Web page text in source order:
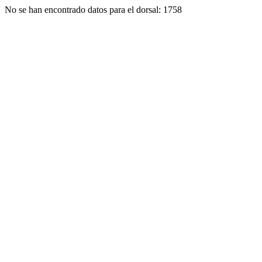
No se han encontrado datos para el dorsal: 1758